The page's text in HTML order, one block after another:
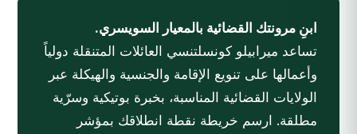
ابنِ مرونتك القضائية بالمعيار السويسري.
تساعد ميرابيلو كونسلتنسي العائلات المتنقلة دولياً
وأعمالها على تنويع الإقامة والجنسية والهيكلة عبر
الولايات القضائية المناسبة، بخبرة بوتيكية وسرّية
مطلقة. ارسم خريطة نقطة انطلاقك بمؤشر